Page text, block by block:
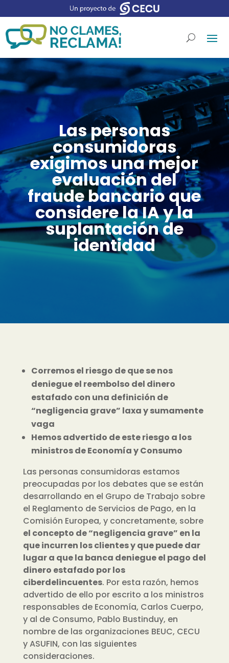
Las personas
consumidoras
exigimos una mejor
evaluación del
fraude bancario que
considere la IA y la
suplantación de
identidad
Corremos el riesgo de que se nos
deniegue el reembolso del dinero
estafado con una definición de
“negligencia grave” laxa y sumamente
vaga
Hemos advertido de este riesgo a los
ministros de Economía y Consumo
Las personas consumidoras estamos
preocupadas por los debates que se están
desarrollando en el Grupo de Trabajo sobre
el Reglamento de Servicios de Pago, en la
Comisión Europea, y concretamente, sobre
el concepto de “negligencia grave” en la
que incurren los clientes y que puede dar
lugar a que la banca deniegue el pago del
dinero estafado por los
ciberdelincuentes. Por esta razón, hemos
advertido de ello por escrito a los ministros
responsables de Economía, Carlos Cuerpo,
y al de Consumo, Pablo Bustinduy, en
nombre de las organizaciones BEUC, CECU
y ASUFIN, con las siguientes
consideraciones.